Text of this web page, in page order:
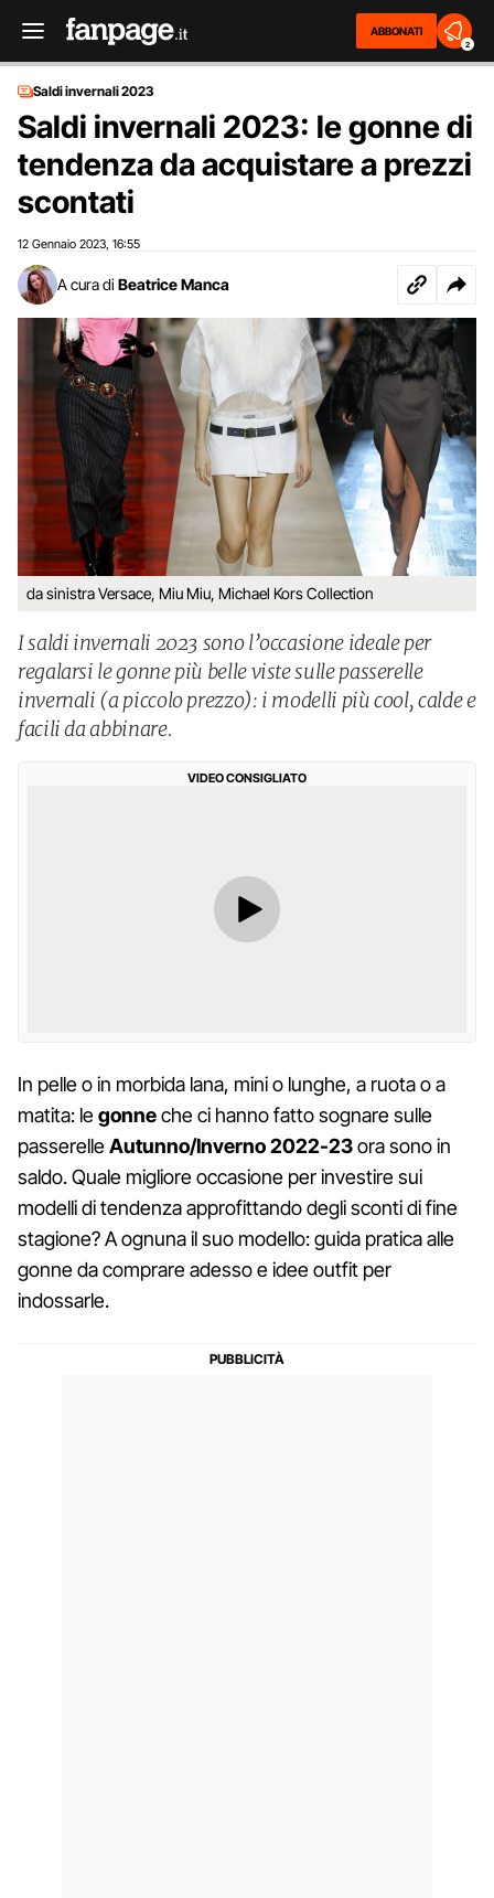
ABBONATI
2
Saldi invernali 2023
Saldi invernali 2023: le gonne di
tendenza da acquistare a prezzi
scontati
12 Gennaio 2023 16:55
A cura di Beatrice Manca
da sinistra Versace, Miu Miu, Michael Kors Collection
I saldi invernali 2023 sono l’occasione ideale per
regalarsi le gonne più belle viste sulle passerelle
invernali (a piccolo prezzo): i modelli più cool, calde e
facili da abbinare.
VIDEO CONSIGLIATO
In pelle o in morbida lana, mini o lunghe, a ruota o a
matita: legonneche ci hanno fatto sognare sulle
passerelleAutunno/Inverno 2022-23ora sono in
saldo. Quale migliore occasione per investire sui
modelli di tendenza approfittando degli sconti di fine
stagione? A ognuna il suo modello: guida pratica alle
gonne da comprare adesso e idee outfit per
indossarle.